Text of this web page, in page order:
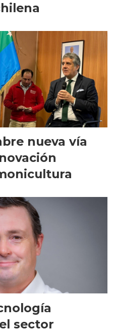
nueva vía
sector